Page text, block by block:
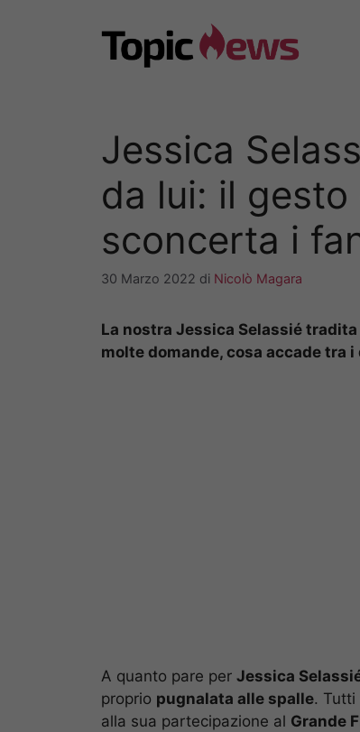
Jessica
da lui: il gesto
sconcerta i
30 Marzo 2022 di Nicolò Magara
La nostra Jessica Selassié
molte domande, cosa accade tra i
A quanto pare per Jessica
proprio pugnalata alle spalle. Tutti
alla sua partecipazione al Grande